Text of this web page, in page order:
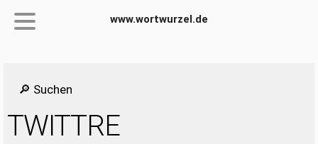
www.wortwurzel.de
🔎 Suchen
TWITTRE